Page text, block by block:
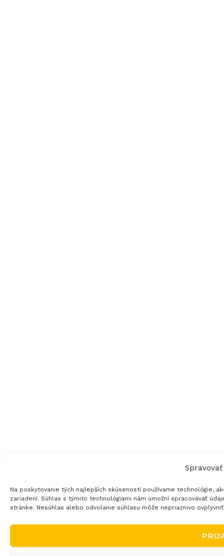
Spravovať
Na poskytovanie tých najlepších skúseností používame technológie,
zariadení. Súhlas s týmito technológiami nám umožní spracovávať
stránke. Nesúhlas alebo odvolanie súhlasu môže nepriaznivo